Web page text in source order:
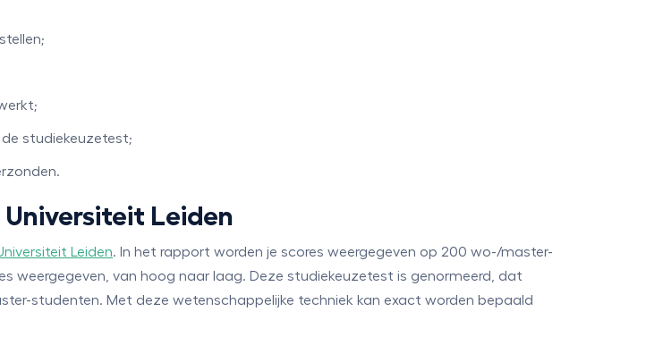
de studiekeuzetest;
Leiden
Leiden. In het rapport worden je scores weergegeven op 200 wo-/master-
weergegeven, van hoog naar laag. Deze studiekeuzetest is genormeerd, dat
studenten. Met deze wetenschappelijke techniek kan exact worden bepaald